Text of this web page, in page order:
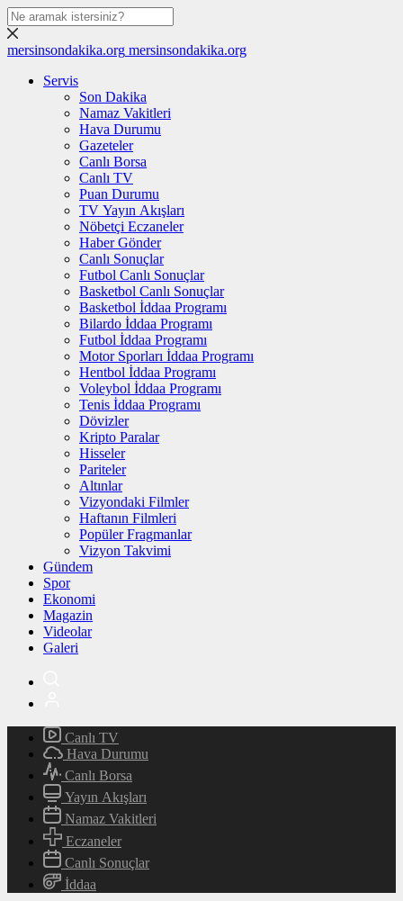
mersinsondakika.org mersinsondakika.org
Servis
Son Dakika
Namaz Vakitleri
Hava Durumu
Gazeteler
Canlı Borsa
Canlı TV
Puan Durumu
TV Yayın Akışları
Nöbetçi Eczaneler
Haber Gönder
Canlı Sonuçlar
Futbol Canlı Sonuçlar
Basketbol Canlı Sonuçlar
Basketbol İddaa Programı
Bilardo İddaa Programı
Futbol İddaa Programı
Motor Sporları İddaa Programı
Hentbol İddaa Programı
Voleybol İddaa Programı
Tenis İddaa Programı
Dövizler
Kripto Paralar
Hisseler
Pariteler
Altınlar
Vizyondaki Filmler
Haftanın Filmleri
Popüler Fragmanlar
Vizyon Takvimi
Gündem
Spor
Ekonomi
Magazin
Videolar
Galeri
Canlı TV
Hava Durumu
Canlı Borsa
Yayın Akışları
Namaz Vakitleri
Eczaneler
Canlı Sonuçlar
İddaa